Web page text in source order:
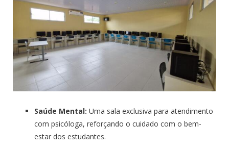
Saúde Mental: Uma sala exclusiva para atendimento
com psicóloga, reforçando o cuidado com o bem-
estar dos estudantes.